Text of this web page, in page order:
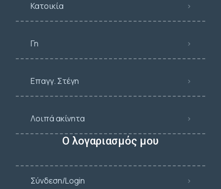
Κατοικία
Γη
Επαγγ. Στέγη
Λοιπά ακίνητα
Ο λογαριασμός μου
Σύνδεση/Login